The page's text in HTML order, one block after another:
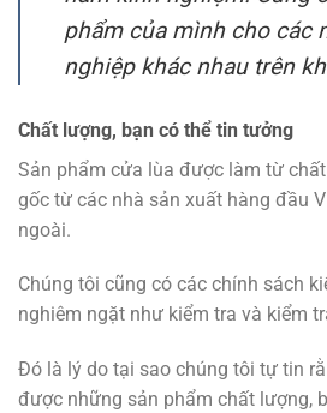
phẩm của mình cho các
nghiệp khác nhau trên
Chất lượng, bạn có thể tin tưởng
Sản phẩm cửa lùa được làm từ
gốc từ các nhà sản xuất hàng đầu
ngoài.
Chúng tôi cũng có các chính sách
nghiêm ngặt như kiểm tra và kiểm
Đó là lý do tại sao chúng tôi tự tin
được những sản phẩm chất lượng,